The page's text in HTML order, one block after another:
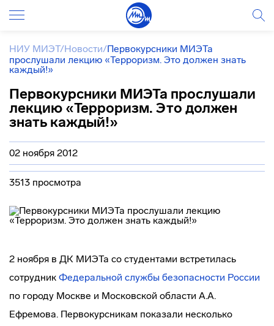
НИУ МИЭТ/Новости/Первокурсники МИЭТа
прослушали лекцию «Терроризм. Это должен знать
каждый!»
Первокурсники МИЭТа прослушали
лекцию «Терроризм. Это должен
знать каждый!»
02 ноября 2012
3513 просмотра
2 ноября в ДК МИЭТа со студентами встретилась
сотрудник Федеральной службы безопасности России
по городу Москве и Московской области А.А.
Ефремова. Первокурсникам показали несколько